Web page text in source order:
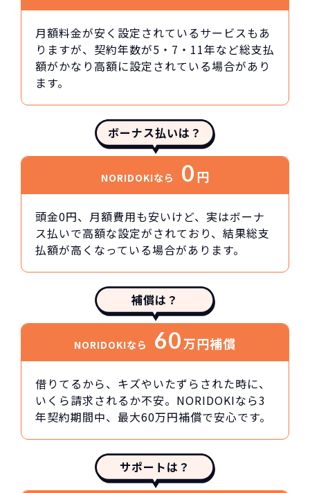
月額料金が安く設定されているサービスもあ
りますが、契約年数が5・7・11年など総支払
額がかなり高額に設定されている場合があり
ます。
ボーナス払いは？
NORIDOKIなら 0円
頭金0円、月額費用も安いけど、実はボーナ
ス払いで高額な設定がされており、結果総支
払額が高くなっている場合があります。
補償は？
NORIDOKIなら 60万円補償
借りてるから、キズやいたずらされた時に、
いくら請求されるか不安。NORIDOKIなら3
年契約期間中、最大60万円補償で安心です。
サポートは？